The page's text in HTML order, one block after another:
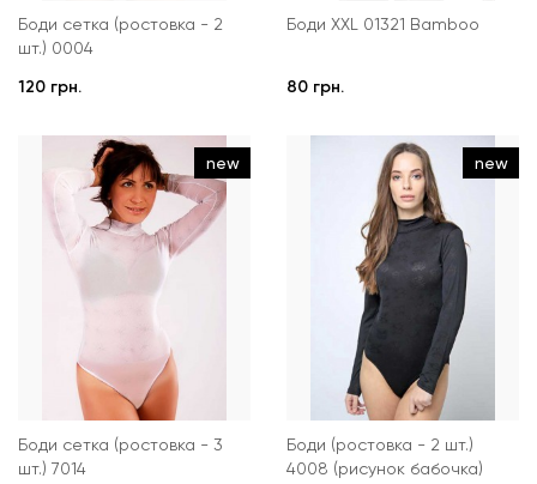
Боди сетка (ростовка - 2
шт.) 0004
120 грн.
Боди XXL 01321 Bamboo
80 грн.
new
Боди сетка (ростовка - 3
шт.) 7014
new
Боди (ростовка - 2 шт.)
4008 (рисунок бабочка)